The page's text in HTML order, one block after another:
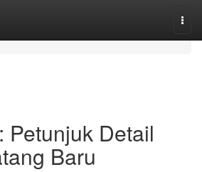
Petunjuk Detail
Baru